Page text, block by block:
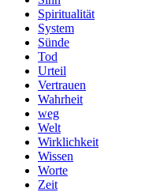
Spiritualität
System
Sünde
Tod
Urteil
Vertrauen
Wahrheit
weg
Welt
Wirklichkeit
Wissen
Worte
Zeit